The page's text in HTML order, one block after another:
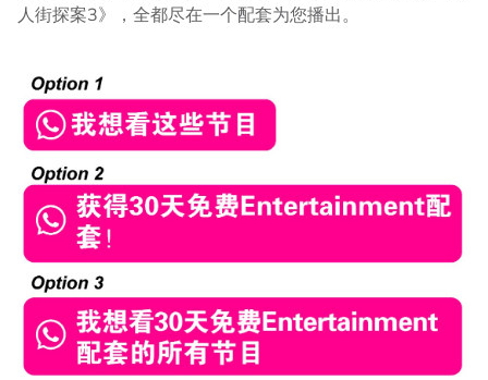
人街探案3》，全都尽在一个配套为您播出。